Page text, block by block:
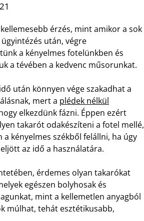
érzés, mint amikor a sok
után, végre
a kényelmes fotelünkben és
a tévében a kedvenc műsorunkat.
után könnyen vége szakadhat a
mert a plédek nélkül
elkezdünk fázni. Éppen ezért
takarót odakészíteni a fotel mellé,
a kényelmes székből felállni, ha úgy
az idő a használatára.
érdemes olyan takarókat
egészen bolyhosak és
mint a kellemetlen anyagból
múlhat, tehát esztétikusabb,